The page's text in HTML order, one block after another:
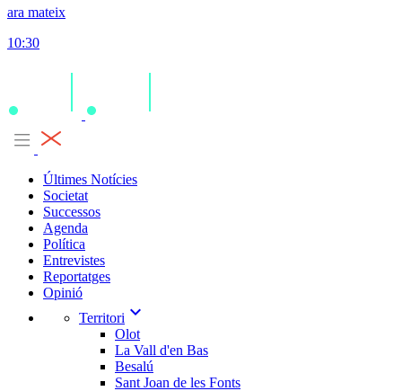
ara mateix
10:30
Últimes Notícies
Societat
Successos
Agenda
Política
Entrevistes
Reportatges
Opinió
Territori expand_more
Olot
La Vall d'en Bas
Besalú
Sant Joan de les Fonts